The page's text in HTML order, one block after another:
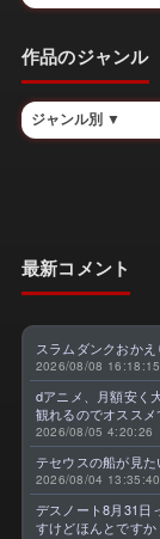
作品のジャンル
最新コメント
スラムダンクおかえ
2026/08/08 16:18:15
dアニメ、月額安く
観れるのでオスス
2026/08/05 4:20:26
テセウスの船が見た
2026/08/04 13:35:40
デスノート8月31日
すけどほんとですか